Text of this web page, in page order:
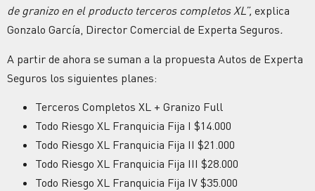
de granizo en el producto terceros completos XL”, explica
Gonzalo García, Director Comercial de Experta Seguros.
A partir de ahora se suman a la propuesta Autos de Experta
Seguros los siguientes planes:
Terceros Completos XL + Granizo Full
Todo Riesgo XL Franquicia Fija I $14.000
Todo Riesgo XL Franquicia Fija II $21.000
Todo Riesgo XL Franquicia Fija III $28.000
Todo Riesgo XL Franquicia Fija IV $35.000